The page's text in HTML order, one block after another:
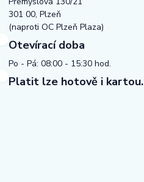
301 00, Plzeň
(naproti OC Plzeň Plaza)
Otevírací doba
Po - Pá: 08:00 - 15:30 hod.
Platit lze hotově i kartou.